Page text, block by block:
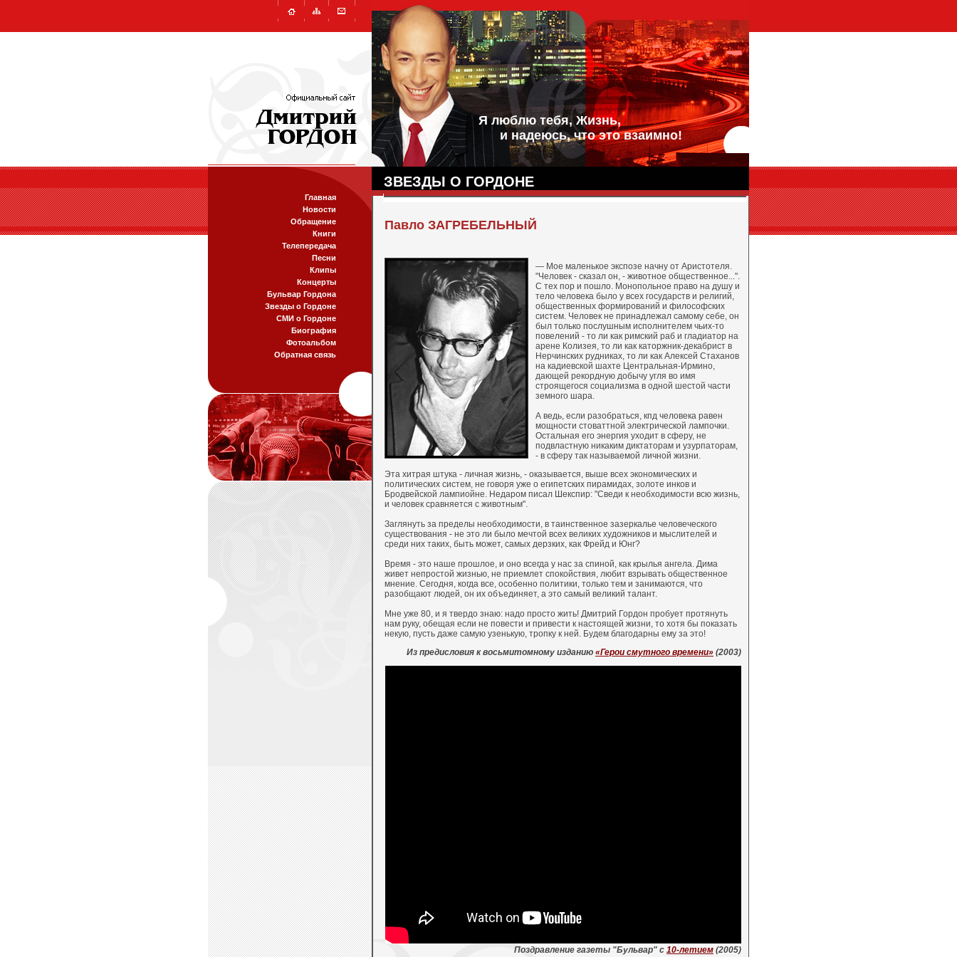
Я люблю тебя, Жизнь,
и надеюсь, что это взаимно!
Главная
Новости
Обращение
Книги
Телепередача
Песни
Клипы
Концерты
Бульвар Гордона
Звезды о Гордоне
СМИ о Гордоне
Биография
Фотоальбом
Обратная связь
ЗВЕЗДЫ О ГОРДОНЕ
Павло ЗАГРЕБЕЛЬНЫЙ
— Мое маленькое экспозе начну от Аристотеля.
"Человек - сказал он, - животное общественное...".
С тех пор и пошло. Монопольное право на душу и
тело человека было у всех государств и религий,
общественных формирований и философских
систем. Человек не принадлежал самому себе, он
был только послушным исполнителем чьих-то
повелений - то ли как римский раб и гладиатор на
арене Колизея, то ли как каторжник-декабрист в
Нерчинских рудниках, то ли как Алексей Стаханов
на кадиевской шахте Центральная-Ирмино,
дающей рекордную добычу угля во имя
строящегося социализма в одной шестой части
земного шара.
А ведь, если разобраться, кпд человека равен
мощности стоваттной электрической лампочки.
Остальная его энергия уходит в сферу, не
подвластную никаким диктаторам и узурпаторам,
- в сферу так называемой личной жизни.
Эта хитрая штука - личная жизнь, - оказывается, выше всех экономических и
политических систем, не говоря уже о египетских пирамидах, золоте инков и
Бродвейской лампиойне. Недаром писал Шекспир: "Сведи к необходимости всю жизнь,
и человек сравняется с животным".
Заглянуть за пределы необходимости, в таинственное зазеркалье человеческого
существования - не это ли было мечтой всех великих художников и мыслителей и
среди них таких, быть может, самых дерзких, как Фрейд и Юнг?
Время - это наше прошлое, и оно всегда у нас за спиной, как крылья ангела. Дима
живет непростой жизнью, не приемлет спокойствия, любит взрывать общественное
мнение. Сегодня, когда все, особенно политики, только тем и занимаются, что
разобщают людей, он их объединяет, а это самый великий талант.
Мне уже 80, и я твердо знаю: надо просто жить! Дмитрий Гордон пробует протянуть
нам руку, обещая если не повести и привести к настоящей жизни, то хотя бы показать
некую, пусть даже самую узенькую, тропку к ней. Будем благодарны ему за это!
Из предисловия к восьмитомному изданию «Герои смутного времени» (2003)
Поздравление газеты "Бульвар" с 10-летием (2005)